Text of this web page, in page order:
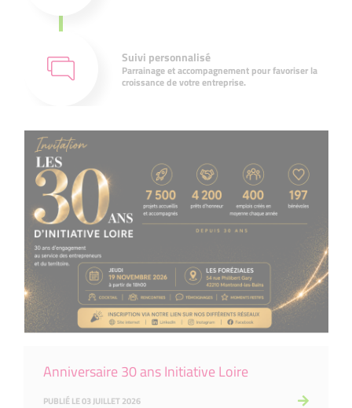
Suivi personnalisé
Parrainage et accompagnement pour favoriser la
croissance de votre entreprise.
Anniversaire 30 ans Initiative Loire
PUBLIÉ LE 03 JUILLET 2026